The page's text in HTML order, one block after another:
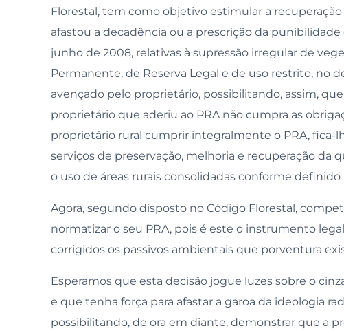
Florestal, tem como objetivo estimular a recuperação
afastou a decadência ou a prescrição da
junho de 2008, relativas à supressão irregular de
Permanente, de Reserva Legal e de uso restrito, no
avençado pelo proprietário, possibilitando, assim,
proprietário que aderiu ao PRA não cumpra as
proprietário rural cumprir integralmente o PRA, fica-
serviços de preservação, melhoria e recuperação
o uso de áreas rurais consolidadas conforme definido
Agora, segundo disposto no Código Florestal,
normatizar o seu PRA, pois é este o instrumento
corrigidos os passivos ambientais que porventura
Esperamos que esta decisão jogue luzes sobre o
e que tenha força para afastar a garoa da ideologia
possibilitando, de ora em diante, demonstrar que a